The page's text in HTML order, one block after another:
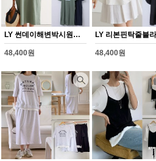
LY 썬데이해변박시원피스(Y353H608)
48,400원 48,400원